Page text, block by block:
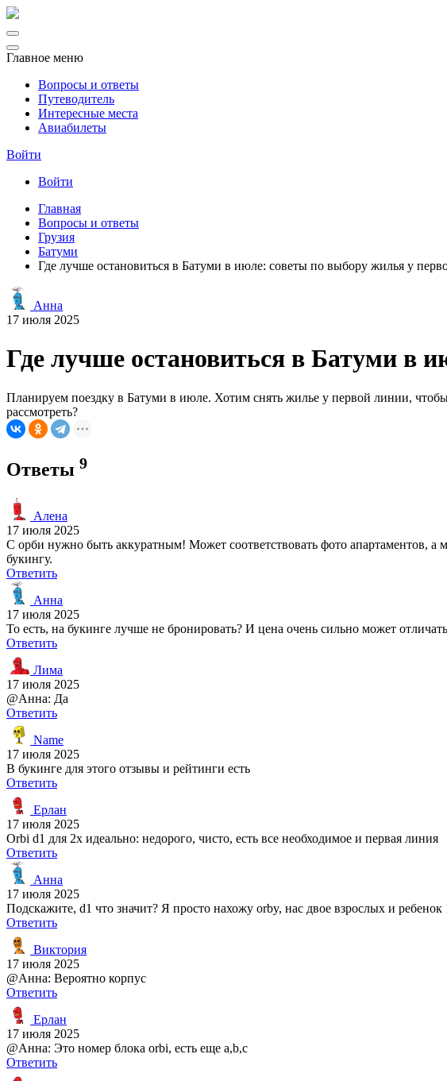
Главное меню
Вопросы и ответы
Путеводитель
Интересные места
Авиабилеты
Войти
Войти
Главная
Вопросы и ответы
Грузия
Батуми
Где лучше остановиться в Батуми в июле: советы по выбору жилья у
Анна
17 июля 2025
Где лучше остановиться в Батуми в
Планируем поездку в Батуми в июле. Хотим снять жилье у первой линии,
рассмотреть?
Ответы 9
Алена
17 июля 2025
С орби нужно быть аккуратным! Может соответствовать фото апартаментов, а
букингу.
Ответить
Анна
17 июля 2025
То есть, на букинге лучше не бронировать? И цена очень сильно может
Ответить
Лима
17 июля 2025
@Анна: Да
Ответить
Name
17 июля 2025
В букинге для этого отзывы и рейтинги есть
Ответить
Ерлан
17 июля 2025
Orbi d1 для 2х идеально: недорого, чисто, есть все необходимое и первая линия
Ответить
Анна
17 июля 2025
Подскажите, d1 что значит? Я просто нахожу orby, нас двое взрослых и ребенок
Ответить
Виктория
17 июля 2025
@Анна: Вероятно корпус
Ответить
Ерлан
17 июля 2025
@Анна: Это номер блока orbi, есть еще a,b,c
Ответить